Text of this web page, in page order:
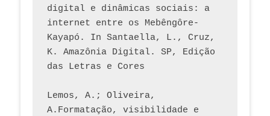
digital e dinâmicas sociais: a
internet entre os Mebêngôre-
Kayapó. In Santaella, L., Cruz,
K. Amazônia Digital. SP, Edição
das Letras e Cores
Lemos, A.; Oliveira,
A.Formatação, visibilidade e